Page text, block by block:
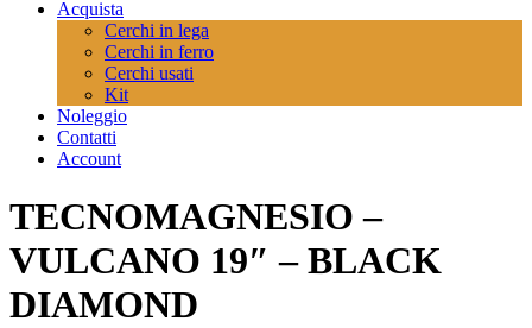
Acquista
Cerchi in lega
Cerchi in ferro
Cerchi usati
Kit
Noleggio
Contatti
Account
TECNOMAGNESIO –
VULCANO 19″ – BLACK
DIAMOND